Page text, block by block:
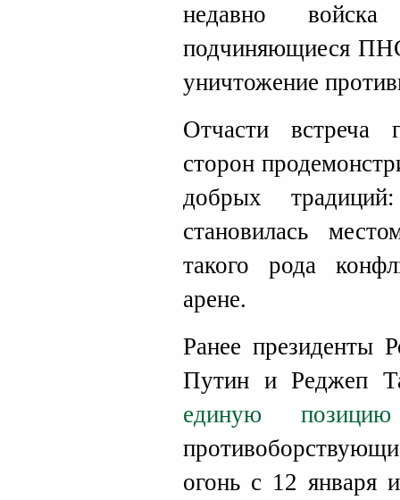
недавно
подчиняющиеся
уничтожение
Отчасти встреча
сторон
добрых
становилась
такого рода
арене.
Ранее президенты
Путин и Реджеп
единую
огонь с 12 января